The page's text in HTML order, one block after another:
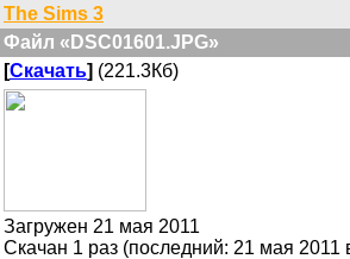
The Sims 3
Файл «DSC01601.JPG»
[Скачать] (221.3Кб)
Загружен 21 мая 2011
Скачан 1 раз (последний: 21 мая 2011